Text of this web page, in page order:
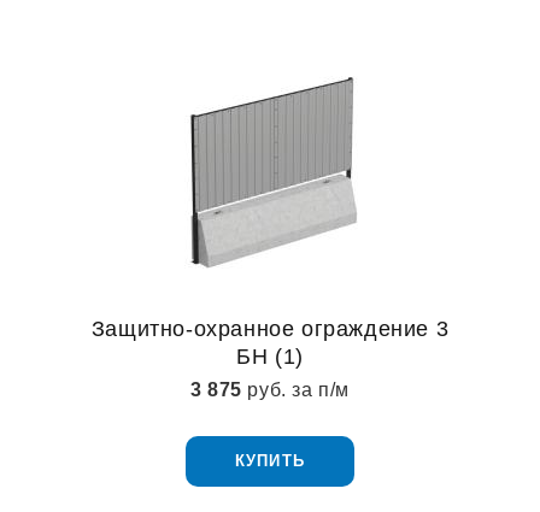
Защитно-охранное ограждение 3
БН (1)
3 875 руб. за п/м
КУПИТЬ